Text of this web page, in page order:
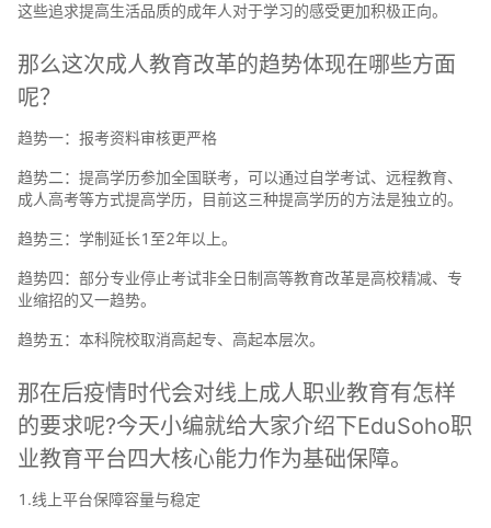
这些追求提高生活品质的成年人对于学习的感受更加积极正向。
那么这次成人教育改革的趋势体现在哪些方面
呢？
趋势一：报考资料审核更严格
趋势二：提高学历参加全国联考，可以通过自学考试、远程教育、
成人高考等方式提高学历，目前这三种提高学历的方法是独立的。
趋势三：学制延长1至2年以上。
趋势四：部分专业停止考试非全日制高等教育改革是高校精减、专
业缩招的又一趋势。
趋势五：本科院校取消高起专、高起本层次。
那在后疫情时代会对线上成人职业教育有怎样
的要求呢?今天小编就给大家介绍下EduSoho职
业教育平台四大核心能力作为基础保障。
1.线上平台保障容量与稳定